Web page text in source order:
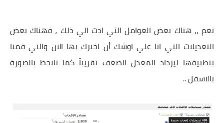
نعم ،، هناك بعض العوامل التي ادت الي ذلك ، فهناك بعض
التعديلات التي انا علي اوشك أن اخبرك بها الان والتي قمنا
بتطبيقها ليزداد المعدل الضعف تقريباً كما تلاحظ بالصورة
بالاسفل ..